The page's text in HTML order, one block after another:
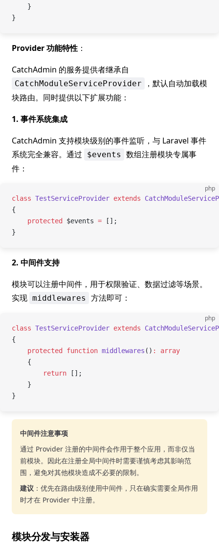
    }
}
Provider 功能特性 ：
CatchAdmin 的服务提供者继承自
CatchModuleServiceProvider
，默认自动加载模
块路由。同时提供以下扩展功能：
1. 事件系统集成
CatchAdmin 支持模块级别的事件监听，与 Laravel 事件
系统完全兼容。通过
$events
数组注册模块专属事
件：
php
class TestServiceProvider extends
{
    protected
$events = [];
}
2. 中间件支持
模块可以注册中间件，用于权限验证、数据过滤等场景。
实现 middlewares 方法即可：
php
class TestServiceProvider extends
{
    protected
function middlewares () :
array
    {
        return
[];
    }
}
中间件注意事项
通过 Provider 注册的中间件会作用于整个应用，而非仅当
前模块。因此在注册全局中间件时需要谨慎考虑其影响范
围，避免对其他模块造成不必要的限制。
建议 ：优先在路由级别使用中间件，只在确实需要全局作用
时才在 Provider 中注册。
模块分发与安装器